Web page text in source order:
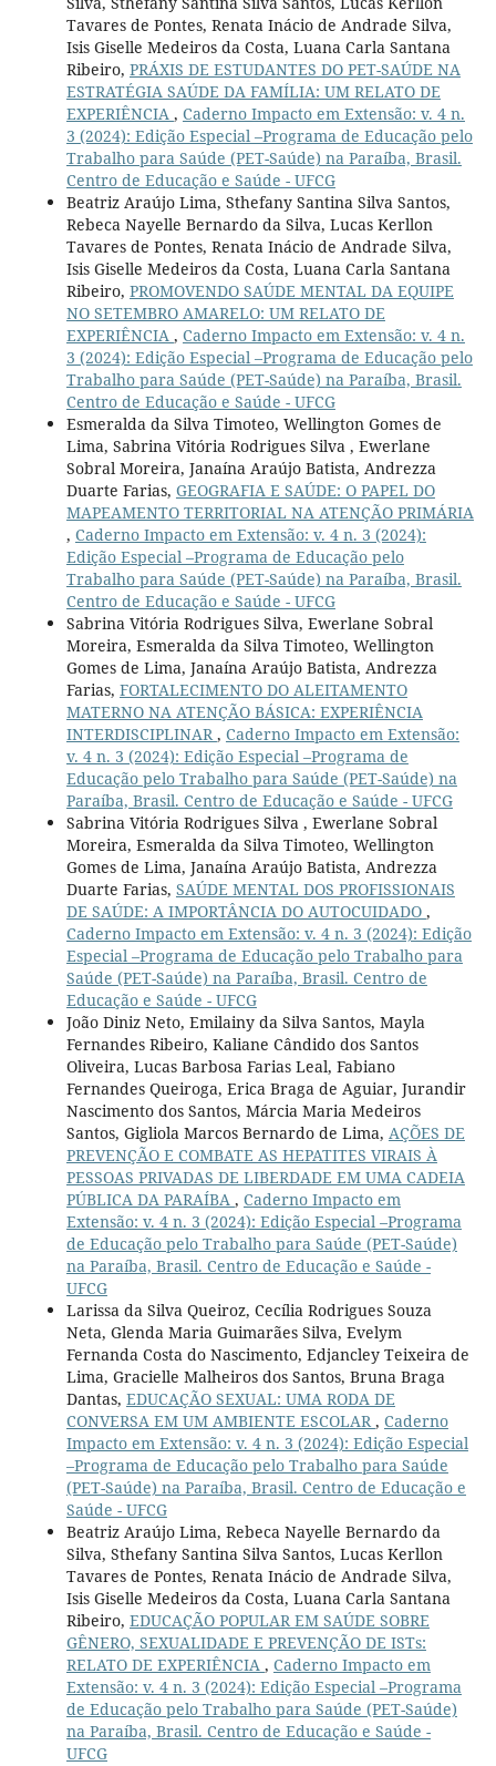
Tavares de Pontes, Renata Inácio de Andrade Silva,
Isis Giselle Medeiros da Costa, Luana Carla Santana
Ribeiro, PRÁXIS DE ESTUDANTES DO PET-SAÚDE NA
ESTRATÉGIA SAÚDE DA FAMÍLIA: UM RELATO DE
EXPERIÊNCIA , Caderno Impacto em Extensão: v. 4 n.
3 (2024): Edição Especial –Programa de Educação pelo
Trabalho para Saúde (PET-Saúde) na Paraíba, Brasil.
Centro de Educação e Saúde - UFCG
Beatriz Araújo Lima, Sthefany Santina Silva Santos,
Rebeca Nayelle Bernardo da Silva, Lucas Kerllon
Tavares de Pontes, Renata Inácio de Andrade Silva,
Isis Giselle Medeiros da Costa, Luana Carla Santana
Ribeiro, PROMOVENDO SAÚDE MENTAL DA EQUIPE
NO SETEMBRO AMARELO: UM RELATO DE
EXPERIÊNCIA , Caderno Impacto em Extensão: v. 4 n.
3 (2024): Edição Especial –Programa de Educação pelo
Trabalho para Saúde (PET-Saúde) na Paraíba, Brasil.
Centro de Educação e Saúde - UFCG
Esmeralda da Silva Timoteo, Wellington Gomes de
Lima, Sabrina Vitória Rodrigues Silva , Ewerlane
Sobral Moreira, Janaína Araújo Batista, Andrezza
Duarte Farias, GEOGRAFIA E SAÚDE: O PAPEL DO
MAPEAMENTO TERRITORIAL NA ATENÇÃO PRIMÁRIA
, Caderno Impacto em Extensão: v. 4 n. 3 (2024):
Edição Especial –Programa de Educação pelo
Trabalho para Saúde (PET-Saúde) na Paraíba, Brasil.
Centro de Educação e Saúde - UFCG
Sabrina Vitória Rodrigues Silva, Ewerlane Sobral
Moreira, Esmeralda da Silva Timoteo, Wellington
Gomes de Lima, Janaína Araújo Batista, Andrezza
Farias, FORTALECIMENTO DO ALEITAMENTO
MATERNO NA ATENÇÃO BÁSICA: EXPERIÊNCIA
INTERDISCIPLINAR, Caderno Impacto em Extensão:
v. 4 n. 3 (2024): Edição Especial –Programa de
Educação pelo Trabalho para Saúde (PET-Saúde) na
Paraíba, Brasil. Centro de Educação e Saúde - UFCG
Sabrina Vitória Rodrigues Silva , Ewerlane Sobral
Moreira, Esmeralda da Silva Timoteo, Wellington
Gomes de Lima, Janaína Araújo Batista, Andrezza
Duarte Farias, SAÚDE MENTAL DOS PROFISSIONAIS
DE SAÚDE: A IMPORTÂNCIA DO AUTOCUIDADO ,
Caderno Impacto em Extensão: v. 4 n. 3 (2024): Edição
Especial –Programa de Educação pelo Trabalho para
Saúde (PET-Saúde) na Paraíba, Brasil. Centro de
Educação e Saúde - UFCG
João Diniz Neto, Emilainy da Silva Santos, Mayla
Fernandes Ribeiro, Kaliane Cândido dos Santos
Oliveira, Lucas Barbosa Farias Leal, Fabiano
Fernandes Queiroga, Erica Braga de Aguiar, Jurandir
Nascimento dos Santos, Márcia Maria Medeiros
Santos, Gigliola Marcos Bernardo de Lima, AÇÕES DE
PREVENÇÃO E COMBATE AS HEPATITES VIRAIS À
PESSOAS PRIVADAS DE LIBERDADE EM UMA CADEIA
PÚBLICA DA PARAÍBA , Caderno Impacto em
Extensão: v. 4 n. 3 (2024): Edição Especial –Programa
de Educação pelo Trabalho para Saúde (PET-Saúde)
na Paraíba, Brasil. Centro de Educação e Saúde -
UFCG
Larissa da Silva Queiroz, Cecília Rodrigues Souza
Neta, Glenda Maria Guimarães Silva, Evelym
Fernanda Costa do Nascimento, Edjancley Teixeira de
Lima, Gracielle Malheiros dos Santos, Bruna Braga
Dantas, EDUCAÇÃO SEXUAL: UMA RODA DE
CONVERSA EM UM AMBIENTE ESCOLAR, Caderno
Impacto em Extensão: v. 4 n. 3 (2024): Edição Especial
–Programa de Educação pelo Trabalho para Saúde
(PET-Saúde) na Paraíba, Brasil. Centro de Educação e
Saúde - UFCG
Beatriz Araújo Lima, Rebeca Nayelle Bernardo da
Silva, Sthefany Santina Silva Santos, Lucas Kerllon
Tavares de Pontes, Renata Inácio de Andrade Silva,
Isis Giselle Medeiros da Costa, Luana Carla Santana
Ribeiro, EDUCAÇÃO POPULAR EM SAÚDE SOBRE
GÊNERO, SEXUALIDADE E PREVENÇÃO DE ISTs:
RELATO DE EXPERIÊNCIA , Caderno Impacto em
Extensão: v. 4 n. 3 (2024): Edição Especial –Programa
de Educação pelo Trabalho para Saúde (PET-Saúde)
na Paraíba, Brasil. Centro de Educação e Saúde -
UFCG